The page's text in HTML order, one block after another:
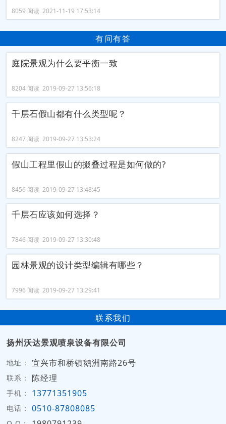
8059 阅读 2021-11-19 17:53:14
有问有答
庭院景观为什么要平衡一致
8204 阅读 2019-09-27 13:56:18
千层石假山都有什么类型呢？
8247 阅读 2019-09-27 13:53:24
假山工程里假山的掇叠过程是如何做的?
8456 阅读 2019-09-27 13:48:45
千层石应该如何选择？
7846 阅读 2019-09-27 13:30:48
园林景观的设计类型编辑有哪些？
7996 阅读 2019-09-27 13:29:41
联系我们
扬州沃达景观喷泉设备有限公司
地址： 宜兴市和桥镇鹅洲南路26号
联系： 陈经理
手机： 13771351905
电话： 0510-87808085